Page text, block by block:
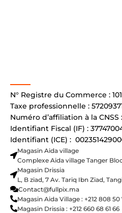
N° Registre du Commerce :
Taxe professionnelle :
Numéro d’affiliation à la CNSS :
Identifiant Fiscal (IF) :
Identifiant (ICE) :
Magasin Aida village
Complexe Aida village Tanger
Magasin Drissia
L, B ziad, 7 Av. Tariq Ibn Ziad,
Contact@fullpix.ma
Magasin Aida Village : +212 808 50
Magasin Drissia : +212 660 68 61 66